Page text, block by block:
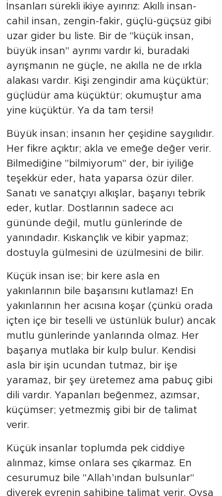
İnsanları sürekli ikiye ayırırız: Akıllı insan-
cahil insan, zengin-fakir, güçlü-güçsüz gibi
uzar gider bu liste. Bir de "küçük insan,
büyük insan" ayrımı vardır ki, buradaki
ayrışmanın ne güçle, ne akılla ne de ırkla
alakası vardır. Kişi zengindir ama küçüktür;
güçlüdür ama küçüktür; okumuştur ama
yine küçüktür. Ya da tam tersi!
Büyük insan; insanın her çeşidine saygılıdır.
Her fikre açıktır; akla ve emeğe değer verir.
Bilmediğine "bilmiyorum" der, bir iyiliğe
teşekkür eder, hata yaparsa özür diler.
Sanatı ve sanatçıyı alkışlar, başarıyı tebrik
eder, kutlar. Dostlarının sadece acı
gününde değil, mutlu günlerinde de
yanındadır. Kıskançlık ve kibir yapmaz;
dostuyla gülmesini de üzülmesini de bilir.
Küçük insan ise; bir kere asla en
yakınlarının bile başarısını kutlamaz! En
yakınlarının her acısına koşar (çünkü orada
içten içe bir teselli ve üstünlük bulur) ancak
mutlu günlerinde yanlarında olmaz. Her
başarıya mutlaka bir kulp bulur. Kendisi
asla bir işin ucundan tutmaz, bir işe
yaramaz, bir şey üretemez ama pabuç gibi
dili vardır. Yapanları beğenmez, azımsar,
küçümser; yetmezmiş gibi bir de talimat
verir.
Küçük insanlar toplumda pek ciddiye
alınmaz, kimse onlara ses çıkarmaz. En
cesurumuz bile "Allah’ından bulsunlar"
diyerek evrenin sahibine talimat verir. Oysa